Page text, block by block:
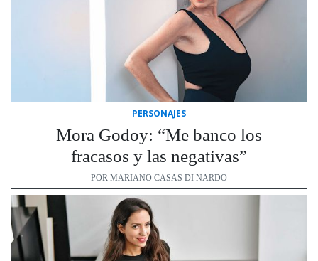
PERSONAJES
Mora Godoy: “Me banco los
fracasos y las negativas”
POR MARIANO CASAS DI NARDO